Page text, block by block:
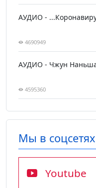
АУДИО -
4690949
АУДИО - Чжун
4595360
Мы в соцсетях
Youtube